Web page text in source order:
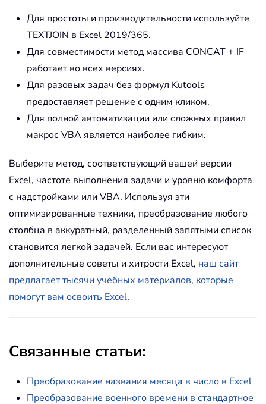
Для простоты и производительности используйте
TEXTJOIN в Excel 2019/365.
Для совместимости метод массива CONCAT + IF
работает во всех версиях.
Для разовых задач без формул Kutools
предоставляет решение с одним кликом.
Для полной автоматизации или сложных правил
макрос VBA является наиболее гибким.
Выберите метод, соответствующий вашей версии
Excel, частоте выполнения задачи и уровню комфорта
с надстройками или VBA. Используя эти
оптимизированные техники, преобразование любого
столбца в аккуратный, разделенный запятыми список
становится легкой задачей. Если вас интересуют
дополнительные советы и хитрости Excel, наш сайт
предлагает тысячи учебных материалов, которые
помогут вам освоить Excel.
Связанные статьи:
Преобразование названия месяца в число в Excel
Преобразование военного времени в стандартное